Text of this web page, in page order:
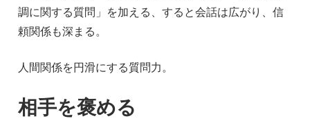
調に関する質問」を加える、すると会話は広がり、信
頼関係も深まる。
人間関係を円滑にする質問力。
相手を褒める